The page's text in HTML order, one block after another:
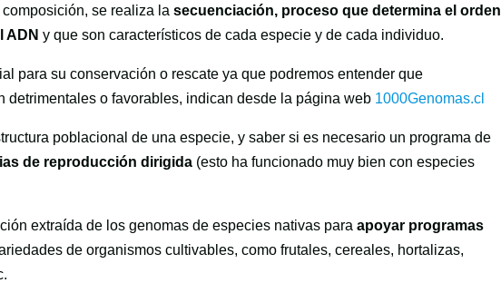
composición, se realiza lasecuenciación, proceso que determina el orden
ADNy que son característicos de cada especie y de cada individuo.
para su conservación o rescate ya que podremos entender que
detrimentales o favorables, indican desde la página web 1000Genomas.cl
poblacional de una especie, y saber si es necesario un programa de
de reproducción dirigida (esto ha funcionado muy bien con especies
extraída de los genomas de especies nativas paraapoyar programas
de organismos cultivables, como frutales, cereales, hortalizas,